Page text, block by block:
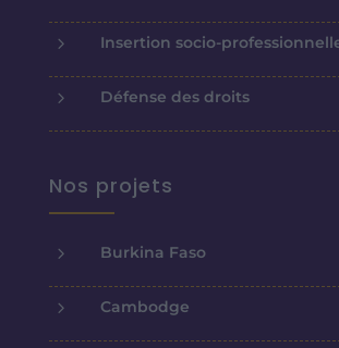
5 Insertion socio-
5 Défense des droits
Nos projets
5 Burkina Faso
5 Cambodge